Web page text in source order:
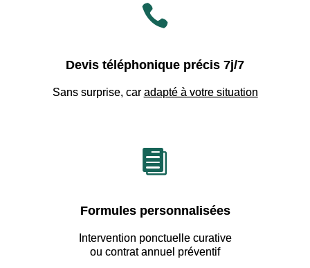

Devis téléphonique précis 7j/7
Sans surprise, car adapté à votre situation

Formules personnalisées
Intervention ponctuelle curative
ou contrat annuel préventif